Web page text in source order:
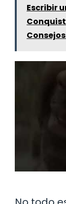
Escribir